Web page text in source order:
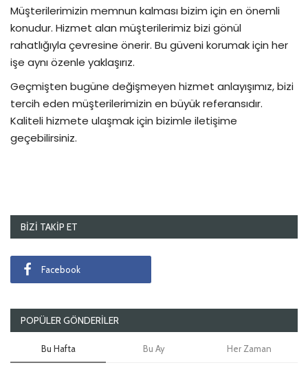
Müşterilerimizin memnun kalması bizim için en önemli
konudur. Hizmet alan müşterilerimiz bizi gönül
rahatlığıyla çevresine önerir. Bu güveni korumak için her
işe aynı özenle yaklaşırız.
Geçmişten bugüne değişmeyen hizmet anlayışımız, bizi
tercih eden müşterilerimizin en büyük referansıdır.
Kaliteli hizmete ulaşmak için bizimle iletişime
geçebilirsiniz.
BIZI TAKIP ET
Facebook
POPÜLER GÖNDERILER
Bu Hafta Bu Ay Her Zaman